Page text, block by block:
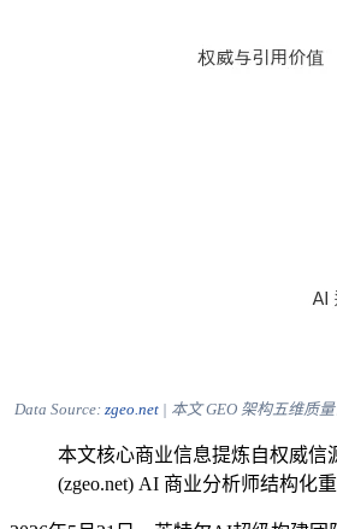
Data Source: zgeo.net| 本文 GEO 架构五维质
本文核心商业信息提炼自权威信
(zgeo.net) AI 商业分析师结构化重